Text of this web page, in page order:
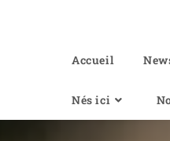
Accueil
Nés ici